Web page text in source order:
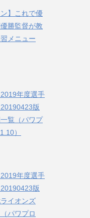
ン】これで優
勝監督が教
メニュー
2019年度選手
版
覧（パワプ
）
2019年度選手
版
イオンズ
（パワプロ